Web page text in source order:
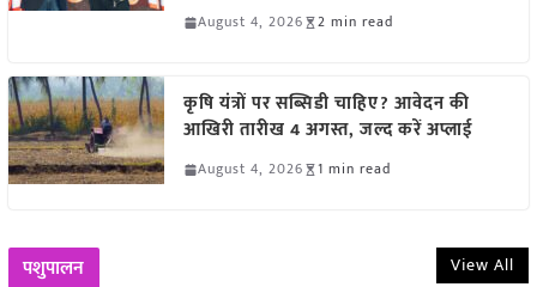
August 4, 2026 2 min read
कृषि यंत्रों पर सब्सिडी चाहिए? आवेदन की
आखिरी तारीख 4 अगस्त, जल्द करें अप्लाई
August 4, 2026 1 min read
पशुपालन View All